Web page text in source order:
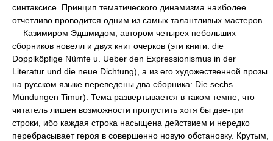
синтаксисе. Принцип тематического динамизма наиболее
отчетливо проводится одним из самых талантливых мастеров
— Казимиром Эдшмидом, автором четырех небольших
сборников новелл и двух книг очерков (эти книги: die
Dopplköpfige Nümfe u. Ueber den Expressionismus in der
Literatur und die neue Dichtung), а из его художественной прозы
на русском языке переведены два сборника: Die sechs
Mündungen Timur). Тема развертывается в таком темпе, что
читатель лишен возможности пропустить хотя бы две-три
строки, ибо каждая строка насыщена действием и нередко
перебрасывает героя в совершенно новую обстановку. Крутым,